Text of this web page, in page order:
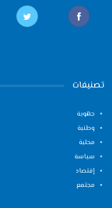
تصنيفات
جهوية
وطنية
محلية
سياسة
إقتصاد
مجتمع